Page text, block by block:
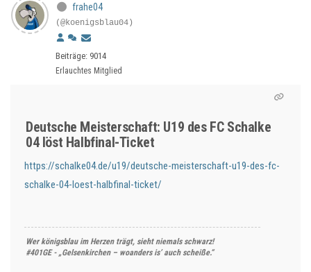
frahe04
(@koenigsblau04)
Beiträge: 9014
Erlauchtes Mitglied
Deutsche Meisterschaft: U19 des FC Schalke
04 löst Halbfinal-Ticket
https://schalke04.de/u19/deutsche-meisterschaft-u19-des-fc-
schalke-04-loest-halbfinal-ticket/
Wer königsblau im Herzen trägt, sieht niemals schwarz!
#401GE - „Gelsenkirchen – woanders is’ auch scheiße.“